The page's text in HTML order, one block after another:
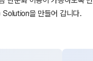
을 만들어 갑니다.